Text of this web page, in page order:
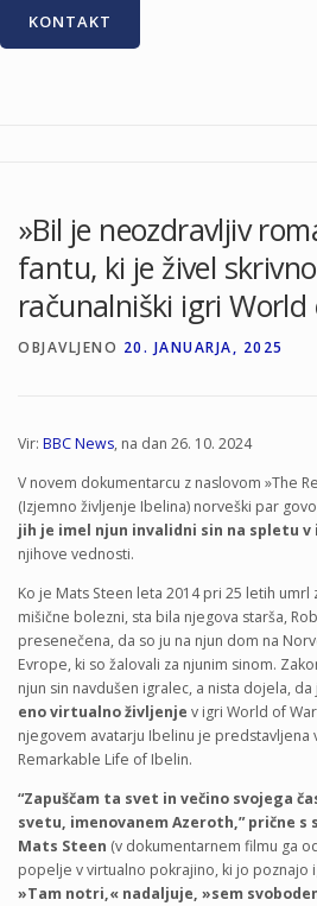
KONTAKT
»Bil je neozdravljiv
fantu, ki je živel
računalniški igri
OBJAVLJENO 20. JANUARJA, 2025
Vir: BBC News, na dan 26. 10. 2024
V novem dokumentarcu z naslovom »The
(Izjemno življenje Ibelina) norveški par
jih je imel njun invalidni sin na spletu v
njihove vednosti.
Ko je Mats Steen leta 2014 pri 25 letih
mišične bolezni, sta bila njegova starša,
presenečena, da so ju na njun dom na
Evrope, ki so žalovali za njunim sinom.
njun sin navdušen igralec, a nista dojela,
eno virtualno življenje v igri World of
njegovem avatarju Ibelinu je predstavljena
Remarkable Life of Ibelin.
“Zapuščam ta svet in večino svojega
svetu, imenovanem Azeroth,” prične s
Mats Steen (v dokumentarnem filmu ga
popelje v virtualno pokrajino, ki jo poznajo
»Tam notri,« nadaljuje, »sem